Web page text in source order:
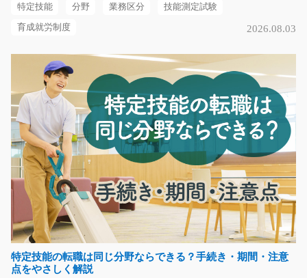
一般事務スタッフ/y08_02240
急募
工場内での、一般事務のお仕事をお任せします。 決めら
れたフォーマット…
長期（3ヶ月以上）
時給1,200円
福岡県行橋市
未経験の方も大歓迎 工具ボックスの溶接/g01_01
318
未経験の方も大活躍中♪手に職がつけれるお仕事です！！
特定技能 分野 業務区分 技能測定試験
育成就労制度 2026.08.03
特定技能の転職は同じ分野ならできる？手続き・期間・注意
点をやさしく解説